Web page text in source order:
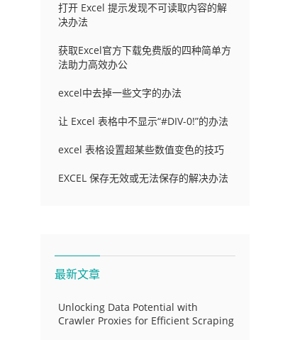
打开 Excel 提示发现不可读取内容的解
决办法
获取Excel官方下载免费版的四种简单方
法助力高效办公
excel中去掉一些文字的办法
让 Excel 表格中不显示“#DIV-0!”的办法
excel 表格设置超某些数值变色的技巧
EXCEL 保存无效或无法保存的解决办法
最新文章
Unlocking Data Potential with
Crawler Proxies for Efficient Scraping